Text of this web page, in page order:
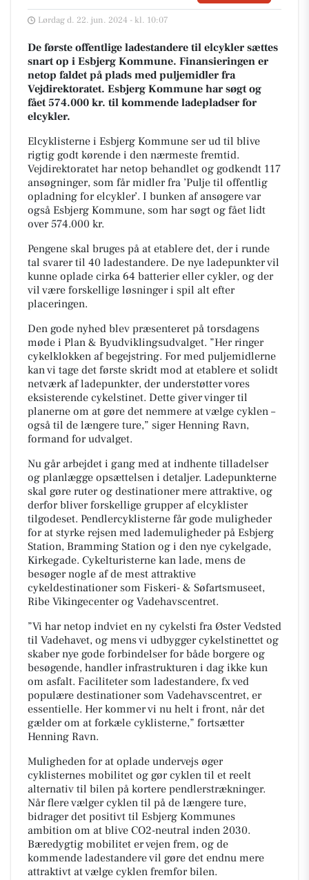
Lørdag d. 22. jun. 2024 - kl. 10:07
De første offentlige ladestandere til elcykler sættes
snart op i Esbjerg Kommune. Finansieringen er
netop faldet på plads med puljemidler fra
Vejdirektoratet. Esbjerg Kommune har søgt og
fået 574.000 kr. til kommende ladepladser for
elcykler.
Elcyklisterne i Esbjerg Kommune ser ud til blive
rigtig godt kørende i den nærmeste fremtid.
Vejdirektoratet har netop behandlet og godkendt 117
ansøgninger, som får midler fra ’Pulje til offentlig
opladning for elcykler’. I bunken af ansøgere var
også Esbjerg Kommune, som har søgt og fået lidt
over 574.000 kr.
Pengene skal bruges på at etablere det, der i runde
tal svarer til 40 ladestandere. De nye ladepunkter vil
kunne oplade cirka 64 batterier eller cykler, og der
vil være forskellige løsninger i spil alt efter
placeringen.
Den gode nyhed blev præsenteret på torsdagens
møde i Plan & Byudviklingsudvalget. ”Her ringer
cykelklokken af begejstring. For med puljemidlerne
kan vi tage det første skridt mod at etablere et solidt
netværk af ladepunkter, der understøtter vores
eksisterende cykelstinet. Dette giver vinger til
planerne om at gøre det nemmere at vælge cyklen –
også til de længere ture,” siger Henning Ravn,
formand for udvalget.
Nu går arbejdet i gang med at indhente tilladelser
og planlægge opsættelsen i detaljer. Ladepunkterne
skal gøre ruter og destinationer mere attraktive, og
derfor bliver forskellige grupper af elcyklister
tilgodeset. Pendlercyklisterne får gode muligheder
for at styrke rejsen med lademuligheder på Esbjerg
Station, Bramming Station og i den nye cykelgade,
Kirkegade. Cykelturisterne kan lade, mens de
besøger nogle af de mest attraktive
cykeldestinationer som Fiskeri- & Søfartsmuseet,
Ribe Vikingecenter og Vadehavscentret.
”Vi har netop indviet en ny cykelsti fra Øster Vedsted
til Vadehavet, og mens vi udbygger cykelstinettet og
skaber nye gode forbindelser for både borgere og
besøgende, handler infrastrukturen i dag ikke kun
om asfalt. Faciliteter som ladestandere, fx ved
populære destinationer som Vadehavscentret, er
essentielle. Her kommer vi nu helt i front, når det
gælder om at forkæle cyklisterne,” fortsætter
Henning Ravn.
Muligheden for at oplade undervejs øger
cyklisternes mobilitet og gør cyklen til et reelt
alternativ til bilen på kortere pendlerstrækninger.
Når flere vælger cyklen til på de længere ture,
bidrager det positivt til Esbjerg Kommunes
ambition om at blive CO2-neutral inden 2030.
Bæredygtig mobilitet er vejen frem, og de
kommende ladestandere vil gøre det endnu mere
attraktivt at vælge cyklen fremfor bilen.